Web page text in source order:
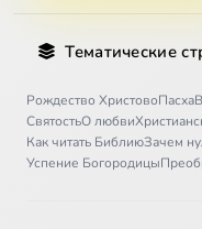
Тематические
Рождество ХристовоПасха
СвятостьО любви
Как читать БиблиюЗачем
Успение Богородицы